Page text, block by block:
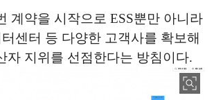
계약을 시작으로 ESS뿐만 아니라
센터 등 다양한 고객사를 확보해
자 지위를 선점한다는 방침이다.